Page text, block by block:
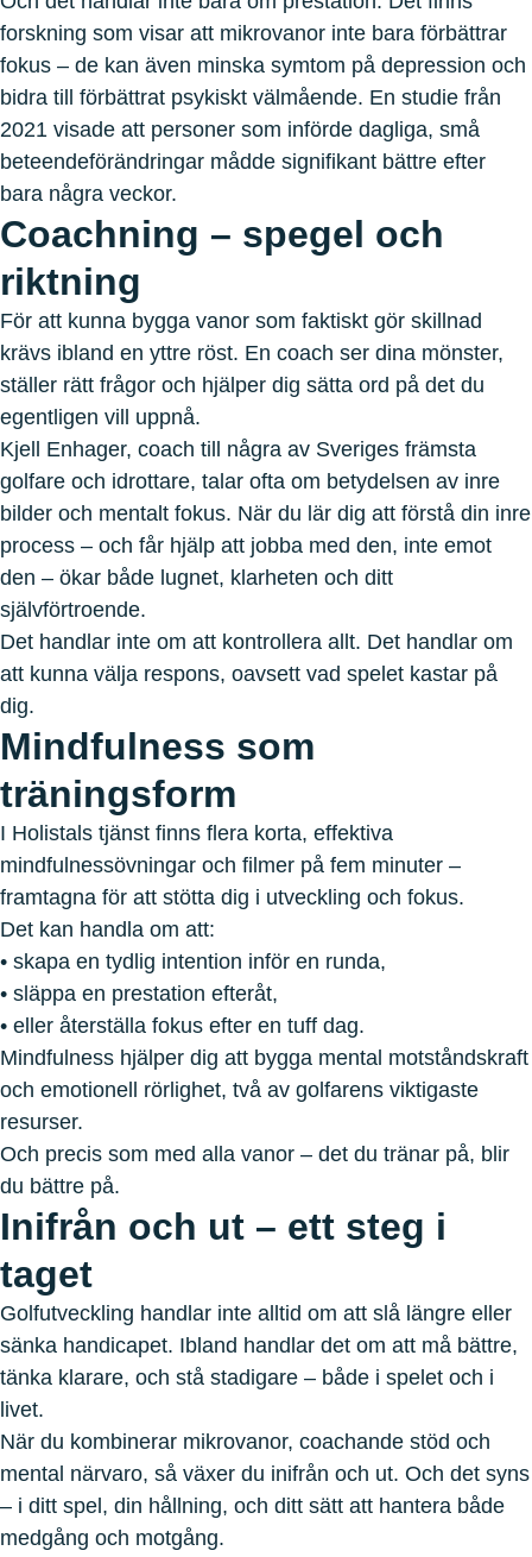
forskning som visar att mikrovanor inte bara förbättrar
fokus – de kan även minska symtom på depression och
bidra till förbättrat psykiskt välmående. En studie från
2021 visade att personer som införde dagliga, små
beteendeförändringar mådde signifikant bättre efter
bara några veckor.
Coachning – spegel och
riktning
För att kunna bygga vanor som faktiskt gör skillnad
krävs ibland en yttre röst. En coach ser dina mönster,
ställer rätt frågor och hjälper dig sätta ord på det du
egentligen vill uppnå.
Kjell Enhager, coach till några av Sveriges främsta
golfare och idrottare, talar ofta om betydelsen av inre
bilder och mentalt fokus. När du lär dig att förstå din inre
process – och får hjälp att jobba med den, inte emot
den – ökar både lugnet, klarheten och ditt
självförtroende.
Det handlar inte om att kontrollera allt. Det handlar om
att kunna välja respons, oavsett vad spelet kastar på
dig.
Mindfulness som
träningsform
I Holistals tjänst finns flera korta, effektiva
mindfulnessövningar och filmer på fem minuter –
framtagna för att stötta dig i utveckling och fokus.
Det kan handla om att:
• skapa en tydlig intention inför en runda,
• släppa en prestation efteråt,
• eller återställa fokus efter en tuff dag.
Mindfulness hjälper dig att bygga mental motståndskraft
och emotionell rörlighet, två av golfarens viktigaste
resurser.
Och precis som med alla vanor – det du tränar på, blir
du bättre på.
Inifrån och ut – ett steg i
taget
Golfutveckling handlar inte alltid om att slå längre eller
sänka handicapet. Ibland handlar det om att må bättre,
tänka klarare, och stå stadigare – både i spelet och i
livet.
När du kombinerar mikrovanor, coachande stöd och
mental närvaro, så växer du inifrån och ut. Och det syns
– i ditt spel, din hållning, och ditt sätt att hantera både
medgång och motgång.